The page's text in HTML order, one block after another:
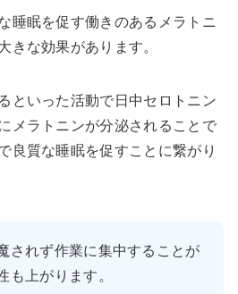
睡眠を促す働きのあるメラトニ
きな効果があります。
といった活動で日中セロトニン
メラトニンが分泌されることで
良質な睡眠を促すことに繋がり
されず作業に集中することが
も上がります。